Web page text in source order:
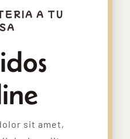
A TU
sit amet,